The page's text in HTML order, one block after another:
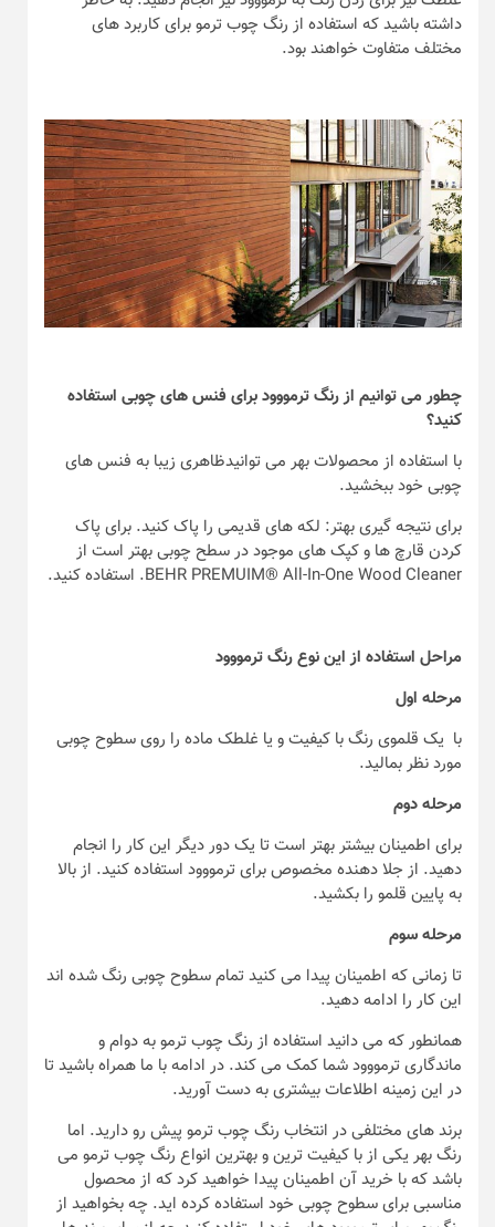
داشته باشید که استفاده از رنگ چوب ترمو برای کاربرد های
مختلف متفاوت خواهند بود.
چطور می توانیم از رنگ ترمووود برای فنس های چوبی استفاده
کنید؟
با استفاده از محصولات بهر می توانیدظاهری زیبا به فنس های
چوبی خود ببخشید.
برای نتیجه گیری بهتر: لکه های قدیمی را پاک کنید. برای پاک
کردن قارچ ها و کپک های موجود در سطح چوبی بهتر است از
BEHR PREMUIM® All-In-One Wood Cleaner. استفاده کنید.
مراحل استفاده از این نوع رنگ ترمووود
مرحله اول
با یک قلموی رنگ با کیفیت و یا غلطک ماده را روی سطوح چوبی
مورد نظر بمالید.
مرحله دوم
برای اطمینان بیشتر بهتر است تا یک دور دیگر این کار را انجام
دهید. از جلا دهنده مخصوص برای ترمووود استفاده کنید. از بالا
به پایین قلمو را بکشید.
مرحله سوم
تا زمانی که اطمینان پیدا می کنید تمام سطوح چوبی رنگ شده اند
این کار را ادامه دهید.
همانطور که می دانید استفاده از رنگ چوب ترمو به دوام و
ماندگاری ترمووود شما کمک می کند. در ادامه با ما همراه باشید تا
در این زمینه اطلاعات بیشتری به دست آورید.
برند های مختلفی در انتخاب رنگ چوب ترمو پیش رو دارید. اما
رنگ بهر یکی از با کیفیت ترین و بهترین انواع رنگ چوب ترمو می
باشد که با خرید آن اطمینان پیدا خواهید کرد که از محصول
مناسبی برای سطوح چوبی خود استفاده کرده اید. چه بخواهید از